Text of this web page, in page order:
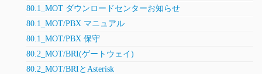
80.1_MOT ダウンロードセンターお知らせ
80.1_MOT/PBX マニュアル
80.1_MOT/PBX 保守
80.2_MOT/BRI(ゲートウェイ)
80.2_MOT/BRIとAsterisk